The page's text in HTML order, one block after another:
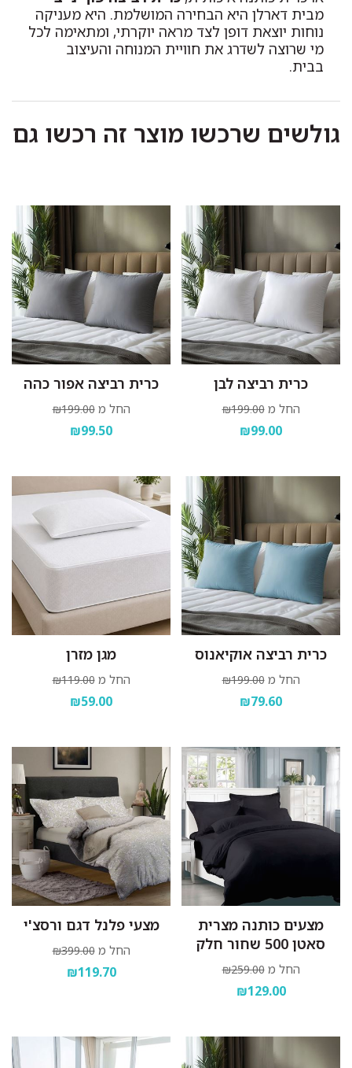
מבית דארלן היא הבחירה המושלמת. היא מעניקה
נוחות יוצאת דופן לצד מראה יוקרתי, ומתאימה לכל
מי שרוצה לשדרג את חוויית המנוחה והעיצוב
בבית.
גולשים שרכשו מוצר זה רכשו גם
כרית רביצה לבן
החל מ ₪199.00
₪99.00
כרית רביצה אפור כהה
החל מ ₪199.00
₪99.50
כרית רביצה אוקיאנוס
החל מ ₪199.00
₪79.60
מגן מזרן
החל מ ₪119.00
₪59.00
מצעים כותנה מצרית
סאטן 500 שחור חלק
החל מ ₪259.00
₪129.00
מצעי פלנל דגם ורסצ'י
החל מ ₪399.00
₪119.70